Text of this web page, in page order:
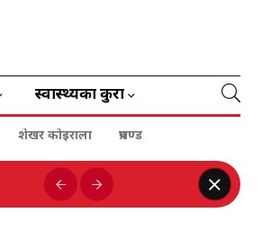
स्वास्थ्यका कुरा
शेखर कोइराला प्रचण्ड